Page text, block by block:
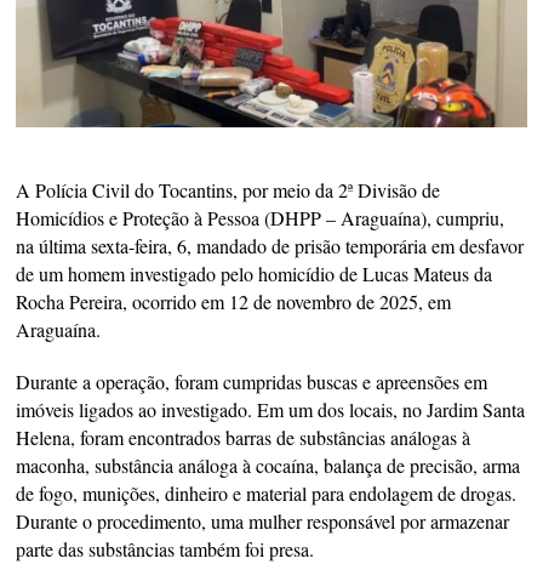
A Polícia Civil do Tocantins, por meio da 2ª Divisão de
Homicídios e Proteção à Pessoa (DHPP – Araguaína), cumpriu,
na última sexta-feira, 6, mandado de prisão temporária em desfavor
de um homem investigado pelo homicídio de Lucas Mateus da
Rocha Pereira, ocorrido em 12 de novembro de 2025, em
Araguaína.
Durante a operação, foram cumpridas buscas e apreensões em
imóveis ligados ao investigado. Em um dos locais, no Jardim Santa
Helena, foram encontrados barras de substâncias análogas à
maconha, substância análoga à cocaína, balança de precisão, arma
de fogo, munições, dinheiro e material para endolagem de drogas.
Durante o procedimento, uma mulher responsável por armazenar
parte das substâncias também foi presa.